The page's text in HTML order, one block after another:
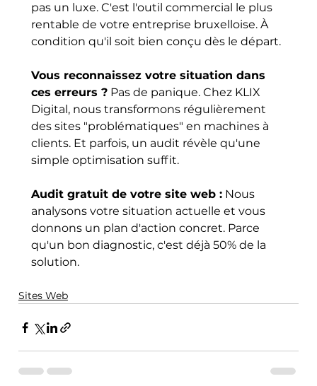
pas un luxe. C'est l'outil commercial le plus
rentable de votre entreprise bruxelloise. À
condition qu'il soit bien conçu dès le départ.
Vous reconnaissez votre situation dans
ces erreurs ? Pas de panique. Chez KLIX
Digital, nous transformons régulièrement
des sites "problématiques" en machines à
clients. Et parfois, un audit révèle qu'une
simple optimisation suffit.
Audit gratuit de votre site web : Nous
analysons votre situation actuelle et vous
donnons un plan d'action concret. Parce
qu'un bon diagnostic, c'est déjà 50% de la
solution.
Sites Web